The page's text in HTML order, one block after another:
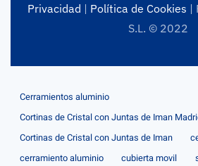
Privacidad | Política de Cookies |
S.L. © 2022
Cerramientos aluminio
Cortinas de Cristal con Juntas de Iman
Cortinas de Cristal con Juntas de Iman
cerramiento aluminio
cubierta movil